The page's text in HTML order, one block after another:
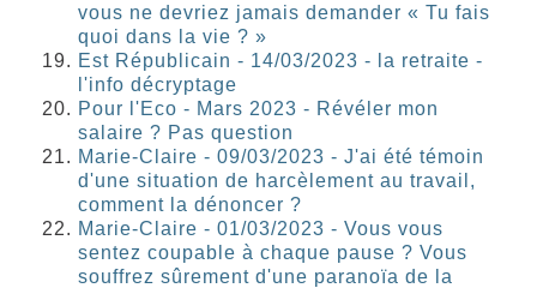
vous ne devriez jamais demander « Tu fais
quoi dans la vie ? »
Est Républicain - 14/03/2023 - la retraite -
l'info décryptage
Pour l'Eco - Mars 2023 - Révéler mon
salaire ? Pas question
Marie-Claire - 09/03/2023 - J'ai été témoin
d'une situation de harcèlement au travail,
comment la dénoncer ?
Marie-Claire - 01/03/2023 - Vous vous
sentez coupable à chaque pause ? Vous
souffrez sûrement d'une paranoïa de la